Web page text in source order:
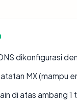
dikonfigurasi
MX (mampu
di atas ambang 1